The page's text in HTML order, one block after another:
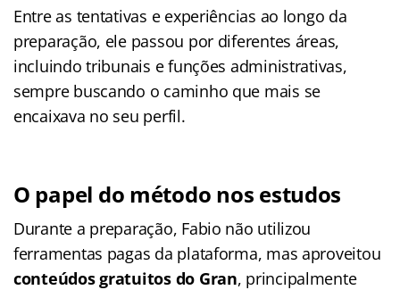
Entre as tentativas e experiências ao longo da
preparação, ele passou por diferentes áreas,
incluindo tribunais e funções administrativas,
sempre buscando o caminho que mais se
encaixava no seu perfil.
O papel do método nos estudos
Durante a preparação, Fabio não utilizou
ferramentas pagas da plataforma, mas aproveitou
conteúdos gratuitos do Gran, principalmente